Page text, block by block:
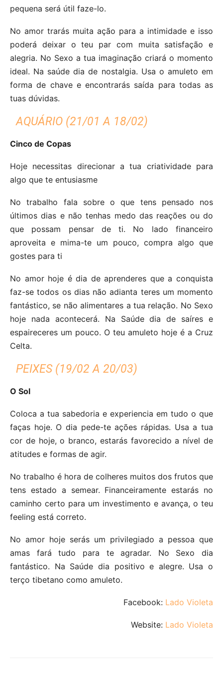
pequena será útil faze-lo.
No amor trarás muita ação para a intimidade e isso
poderá deixar o teu par com muita satisfação e
alegria. No Sexo a tua imaginação criará o momento
ideal. Na saúde dia de nostalgia. Usa o amuleto em
forma de chave e encontrarás saída para todas as
tuas dúvidas.
AQUÁRIO (21/01 A 18/02)
Cinco de Copas
Hoje necessitas direcionar a tua criatividade para
algo que te entusiasme
No trabalho fala sobre o que tens pensado nos
últimos dias e não tenhas medo das reações ou do
que possam pensar de ti. No lado financeiro
aproveita e mima-te um pouco, compra algo que
gostes para ti
No amor hoje é dia de aprenderes que a conquista
faz-se todos os dias não adianta teres um momento
fantástico, se não alimentares a tua relação. No Sexo
hoje nada acontecerá. Na Saúde dia de saíres e
espaireceres um pouco. O teu amuleto hoje é a Cruz
Celta.
PEIXES (19/02 A 20/03)
O Sol
Coloca a tua sabedoria e experiencia em tudo o que
faças hoje. O dia pede-te ações rápidas. Usa a tua
cor de hoje, o branco, estarás favorecido a nível de
atitudes e formas de agir.
No trabalho é hora de colheres muitos dos frutos que
tens estado a semear. Financeiramente estarás no
caminho certo para um investimento e avança, o teu
feeling está correto.
No amor hoje serás um privilegiado a pessoa que
amas fará tudo para te agradar. No Sexo dia
fantástico. Na Saúde dia positivo e alegre. Usa o
terço tibetano como amuleto.
Facebook: Lado Violeta
Website: Lado Violeta